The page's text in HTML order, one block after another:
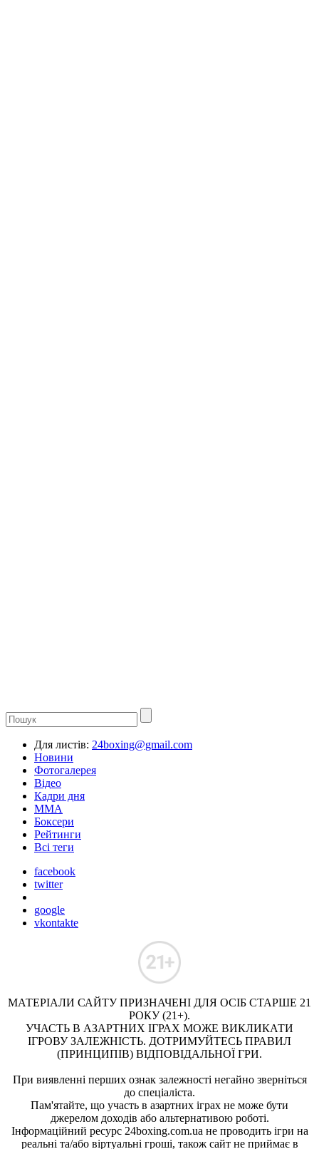
Для листів: 24boxing@gmail.com
Новини
Фотогалерея
Відео
Кадри дня
ММА
Боксери
Рейтинги
Всі теги
facebook
twitter
google
vkontakte
МАТЕРІАЛИ САЙТУ ПРИЗНАЧЕНІ ДЛЯ ОСІБ СТАРШЕ 21
РОКУ (21+).
УЧАСТЬ В АЗАРТНИХ ІГРАХ МОЖЕ ВИКЛИКАТИ
ІГРОВУ ЗАЛЕЖНІСТЬ. ДОТРИМУЙТЕСЬ ПРАВИЛ
(ПРИНЦИПІВ) ВІДПОВІДАЛЬНОЇ ГРИ.
При виявленні перших ознак залежності негайно зверніться
до спеціаліста.
Пам'ятайте, що участь в азартних іграх не може бути
джерелом доходів або альтернативою роботі.
Інформаційний ресурс 24boxing.com.ua не проводить ігри на
реальні та/або віртуальні гроші, також сайт не приймає в